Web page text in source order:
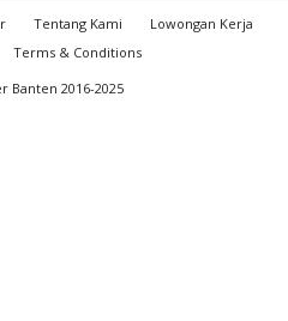
Tentang Kami
Lowongan Kerja
Terms & Conditions
Banten 2016-2025